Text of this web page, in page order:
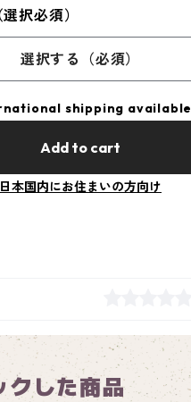
択必須）
選択する（必須）
shipping available
Add to cart
日本国内にお住まいの方向け
クした商品